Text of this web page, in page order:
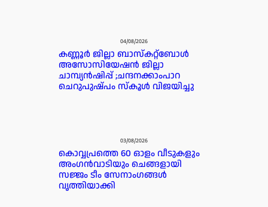
04/08/2026
കണ്ണൂർ ജില്ലാ ബാസ്കറ്റ്ബോൾ
അസോസിയേഷൻ ജില്ലാ
ചാമ്പ്യൻഷിപ്പ് ;ചന്ദനക്കാംപാറ
ചെറുപുഷ്പം സ്കൂൾ വിജയിച്ചു
03/08/2026
കൊവ്വപ്രത്തെ 60 ഓളം വീടുകളും
അംഗൻവാടിയും ചെങ്ങളായി
സജ്ജം ടീം സേനാംഗങ്ങൾ
വൃത്തിയാക്കി